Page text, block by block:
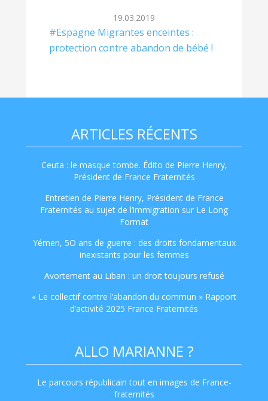
19.03.2019
#Espagne Migrantes enceintes :
protection contre abandon de bébé !
ARTICLES RÉCENTS
Ceuta : le masque tombe. Édito de Pierre Henry,
Président de France Fraternités
Entretien de Pierre Henry, Président de France
Fraternités au sujet de l’immigration sur Le Long
Format
Yémen, 5O ans de guerre : des droits fondamentaux
inexistants pour les femmes
Avortement au Liban : un droit toujours refusé
« Le collectif contre l’abandon du commun » Rapport
d’activité 2025 France Fraternités
ALLO MARIANNE ?
Le parcours républicain tout en images de France-
fraternités